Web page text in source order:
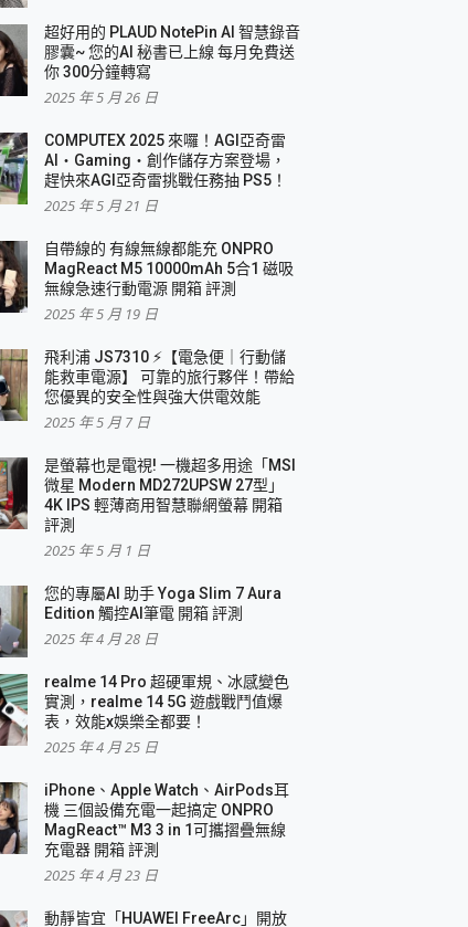
超好用的 PLAUD NotePin AI 智慧錄音
膠囊~ 您的AI 秘書已上線 每月免費送
你 300分鐘轉寫
2025 年 5 月 26 日
COMPUTEX 2025 來囉！AGI亞奇雷
AI・Gaming・創作儲存方案登場，
趕快來AGI亞奇雷挑戰任務抽 PS5！
2025 年 5 月 21 日
自帶線的 有線無線都能充 ONPRO
MagReact M5 10000mAh 5合1 磁吸
無線急速行動電源 開箱 評測
2025 年 5 月 19 日
飛利浦 JS7310 ⚡【電急便｜行動儲
能救車電源】 可靠的旅行夥伴！帶給
您優異的安全性與強大供電效能
2025 年 5 月 7 日
是螢幕也是電視! 一機超多用途「MSI
微星 Modern MD272UPSW 27型」
4K IPS 輕薄商用智慧聯網螢幕 開箱
評測
2025 年 5 月 1 日
您的專屬AI 助手 Yoga Slim 7 Aura
Edition 觸控AI筆電 開箱 評測
2025 年 4 月 28 日
realme 14 Pro 超硬軍規、冰感變色
實測，realme 14 5G 遊戲戰鬥值爆
表，效能x娛樂全都要！
2025 年 4 月 25 日
iPhone、Apple Watch、AirPods耳
機 三個設備充電一起搞定 ONPRO
MagReact™ M3 3 in 1可攜摺疊無線
充電器 開箱 評測
2025 年 4 月 23 日
動靜皆宜「HUAWEI FreeArc」開放